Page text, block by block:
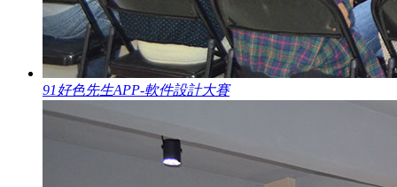
91好色先生APP-軟件設計大賽